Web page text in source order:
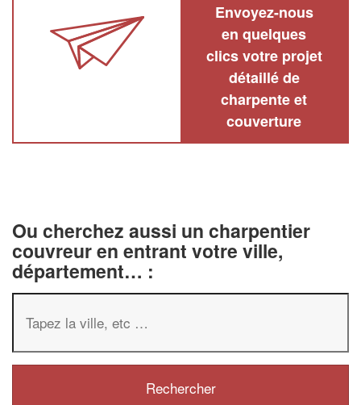
Envoyez-nous
en quelques
clics votre projet
détaillé de
charpente et
couverture
Ou cherchez aussi un charpentier
couvreur en entrant votre ville,
département… :
✕